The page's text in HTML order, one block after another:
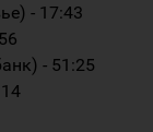
- 17:43
- 51:25